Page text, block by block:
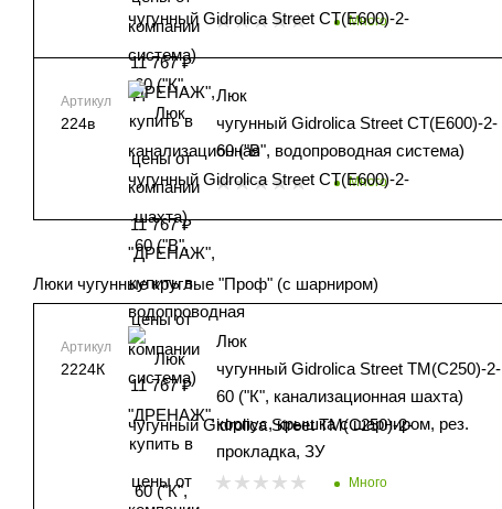
Много
Артикул
224в
Люк
чугунный Gidrolica Street СТ(Е600)-2-
60 ("В", водопроводная система)
Много
Люки чугунные круглые "Проф" (с шарниром)
Артикул
2224К
Люк
чугунный Gidrolica Street ТМ(С250)-2-
60 ("К", канализационная шахта)
корпус, крышка с шарниром, рез.
прокладка, ЗУ
Много